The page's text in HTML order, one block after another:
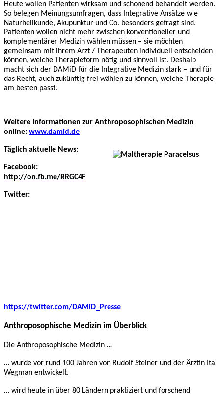
Heute wollen Patienten wirksam und schonend behandelt werden.
So belegen Meinungsumfragen, dass Integrative Ansätze wie
Naturheilkunde, Akupunktur und Co. besonders gefragt sind.
Patienten wollen nicht mehr zwischen konventioneller und
komplementärer Medizin wählen müssen – sie möchten
gemeinsam mit ihrem Arzt / Therapeuten individuell entscheiden
können, welche Therapieform nötig und sinnvoll ist. Deshalb
macht sich der DAMiD für die Integrative Medizin stark – und für
das Recht, auch zukünftig frei wählen zu können, welche Therapie
am besten passt.
Weitere Informationen zur Anthroposophischen Medizin
online: www.damid.de
Täglich aktuelle News:
Facebook:
http://on.fb.me/RRGC4F
Twitter:
https://twitter.com/DAMiD_Presse
Anthroposophische Medizin im Überblick
Die Anthroposophische Medizin …
… wurde vor rund 100 Jahren von Rudolf Steiner und der Ärztin Ita
Wegman entwickelt.
… wird heute in über 80 Ländern praktiziert und forschend